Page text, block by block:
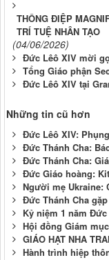
THÔNG ĐIỆP
TRÍ TUỆ NHÂN TẠO
(04/06/2026)
Đức Lêô XIV mời
Tổng Giáo phận
Đức Lêô XIV tại
Những tin cũ hơn
Đức Lêô XIV:
Đức Thánh Cha:
Đức Thánh Cha:
Đức Giáo hoàng:
Người mẹ Ukraine:
Đức Thánh Cha
Kỷ niệm 1 năm
Hội đồng Giám
GIÁO HẠT NHA
Hành trình hiệp